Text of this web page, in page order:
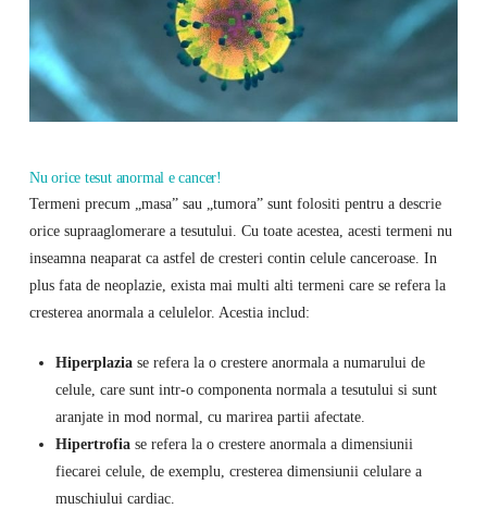
Nu orice tesut anormal e cancer!
Termeni precum „masa” sau „tumora” sunt folositi pentru a descrie
orice supraaglomerare a tesutului. Cu toate acestea, acesti termeni nu
inseamna neaparat ca astfel de cresteri contin celule canceroase. In
plus fata de neoplazie, exista mai multi alti termeni care se refera la
cresterea anormala a celulelor. Acestia includ:
Hiperplaziase refera la o crestere anormala a numarului de
celule, care sunt intr-o componenta normala a tesutului si sunt
aranjate in mod normal, cu marirea partii afectate.
Hipertrofiase refera la o crestere anormala a dimensiunii
fiecarei celule, de exemplu, cresterea dimensiunii celulare a
muschiului cardiac.